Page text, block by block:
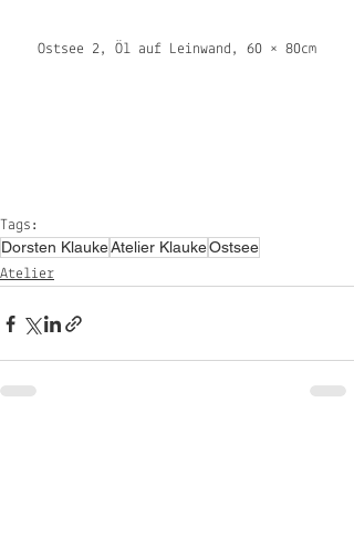
Ostsee 2, Öl auf Leinwand, 60 × 80cm
Tags:
Dorsten KlaukeAtelier KlaukeOstsee
Atelier